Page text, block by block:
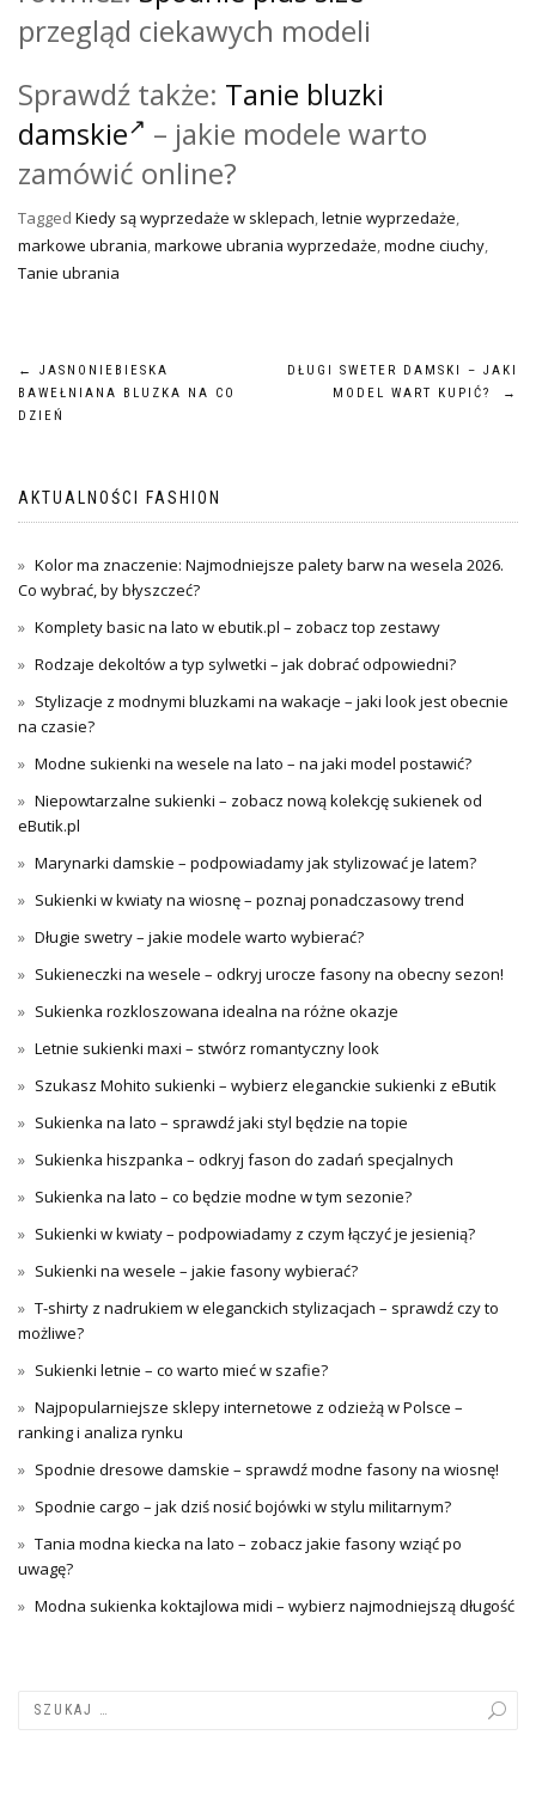
przegląd ciekawych modeli
Sprawdź także: Tanie bluzki
damskie
– jakie modele warto
zamówić online?
Tagged Kiedy są wyprzedaże w sklepach,letnie wyprzedaże,
markowe ubrania,markowe ubrania wyprzedaże,modne ciuchy,
Tanie ubrania
Nawigacja
wpisu
←
JASNONIEBIESKA
BAWEŁNIANA BLUZKA NA CO
DZIEŃ
DŁUGI SWETER DAMSKI – JAKI
MODEL WART KUPIĆ?
→
AKTUALNOŚCI FASHION
Kolor ma znaczenie: Najmodniejsze palety barw na wesela 2026.
Co wybrać, by błyszczeć?
Komplety basic na lato w ebutik.pl – zobacz top zestawy
Rodzaje dekoltów a typ sylwetki – jak dobrać odpowiedni?
Stylizacje z modnymi bluzkami na wakacje – jaki look jest obecnie
na czasie?
Modne sukienki na wesele na lato – na jaki model postawić?
Niepowtarzalne sukienki – zobacz nową kolekcję sukienek od
eButik.pl
Marynarki damskie – podpowiadamy jak stylizować je latem?
Sukienki w kwiaty na wiosnę – poznaj ponadczasowy trend
Długie swetry – jakie modele warto wybierać?
Sukieneczki na wesele – odkryj urocze fasony na obecny sezon!
Sukienka rozkloszowana idealna na różne okazje
Letnie sukienki maxi – stwórz romantyczny look
Szukasz Mohito sukienki – wybierz eleganckie sukienki z eButik
Sukienka na lato – sprawdź jaki styl będzie na topie
Sukienka hiszpanka – odkryj fason do zadań specjalnych
Sukienka na lato – co będzie modne w tym sezonie?
Sukienki w kwiaty – podpowiadamy z czym łączyć je jesienią?
Sukienki na wesele – jakie fasony wybierać?
T-shirty z nadrukiem w eleganckich stylizacjach – sprawdź czy to
możliwe?
Sukienki letnie – co warto mieć w szafie?
Najpopularniejsze sklepy internetowe z odzieżą w Polsce –
ranking i analiza rynku
Spodnie dresowe damskie – sprawdź modne fasony na wiosnę!
Spodnie cargo – jak dziś nosić bojówki w stylu militarnym?
Tania modna kiecka na lato – zobacz jakie fasony wziąć po
uwagę?
Modna sukienka koktajlowa midi – wybierz najmodniejszą długość